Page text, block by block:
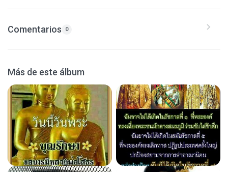
Comentarios 0
Más de este álbum